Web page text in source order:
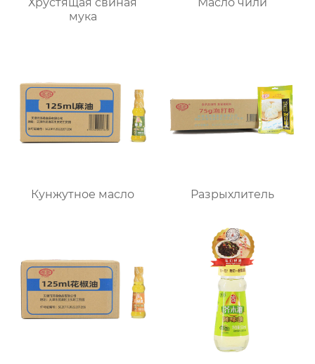
мука
Кунжутное масло Разрыхлитель